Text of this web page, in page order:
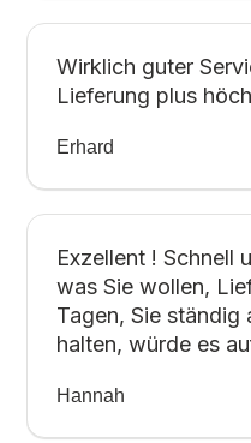
Wirklich guter
Lieferung plus
Erhard
Exzellent ! Schnell
was Sie wollen,
Tagen, Sie ständig
halten, würde es
Hannah